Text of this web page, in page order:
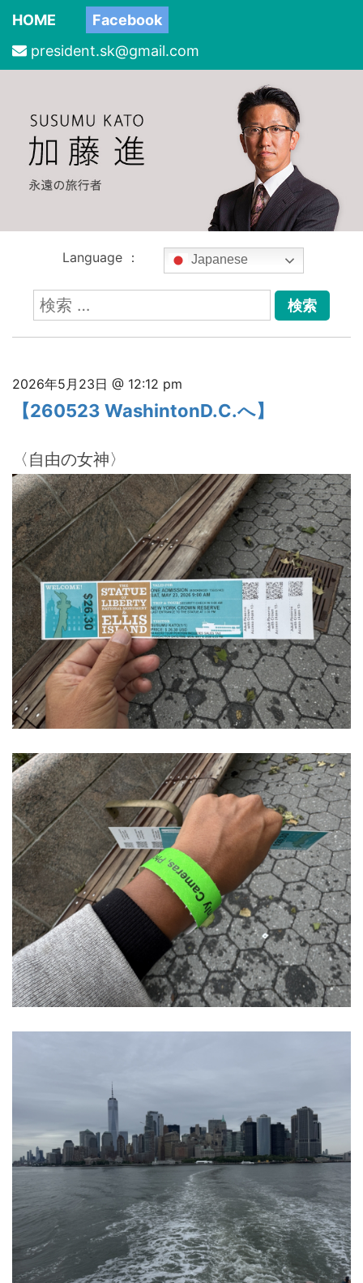
HOME
Facebook
president.sk@gmail.com
Language ： Japanese
検
索:
2026年5月23日 @ 12:12 pm
【260523 WashintonD.C.へ】
〈自由の女神〉